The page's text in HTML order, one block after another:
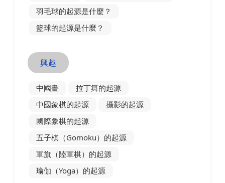
羽毛球的起源是什麼？
籃球的起源是什麼？
興趣
中國畫
拉丁舞的起源
中國象棋的起源
攝影的起源
國際象棋的起源
五子棋（Gomoku）的起源
軍旗（陸軍棋）的起源
瑜伽（Yoga）的起源